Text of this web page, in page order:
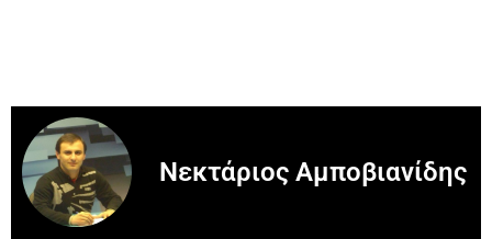
Νεκτάριος Αμποβιανίδης